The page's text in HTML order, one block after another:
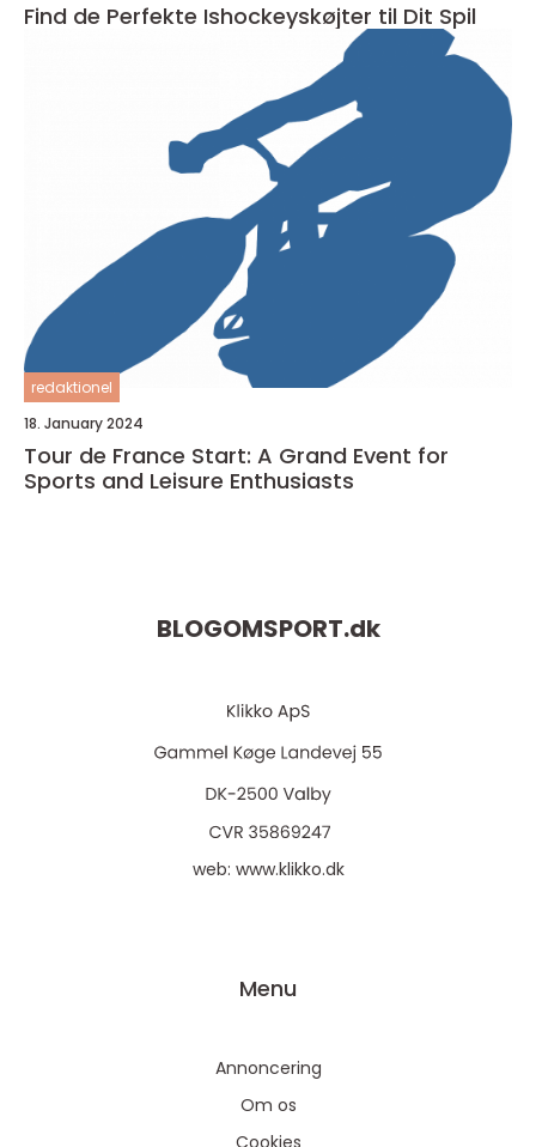
Find de Perfekte Ishockeyskøjter til Dit Spil
redaktionel
18. January 2024
Tour de France Start: A Grand Event for
Sports and Leisure Enthusiasts
BLOGOMSPORT.dk
web: www.klikko.dk
Menu
Annoncering
Om os
Cookies